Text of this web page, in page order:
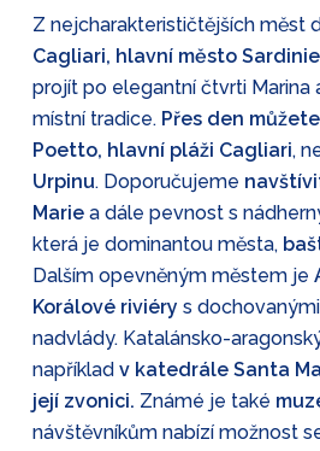
Z nejcharakterističtějších měst
Cagliari, hlavní město Sardinie
projít po elegantní čtvrti Marina
místní tradice. Přes den
Poetto, hlavní pláži Cagliari,
Urpinu. Doporučujeme
Marie a dále pevnost s
která je dominantou města,
Dalším opevněným městem je
Korálové riviéry s
nadvlády. Katalánsko-
například v katedrále Santa
její zvonici. Známé je také
návštěvníkům nabízí možnost